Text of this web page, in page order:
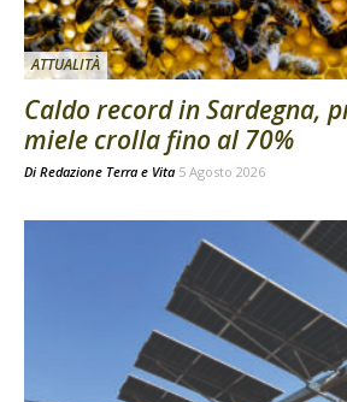
ATTUALITÀ
Caldo record in Sardegna,
miele crolla fino al 70%
Di Redazione Terra e Vita 5 Agosto 2026